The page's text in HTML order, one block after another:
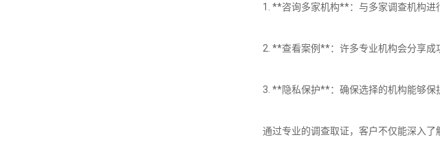
1. **咨询多家机构**：与多家调查机构进
2. **查看案例**：许多专业机构会分享成
3. **隐私保护**：确保选择的机构能够保
通过专业的调查取证，客户不仅能深入了